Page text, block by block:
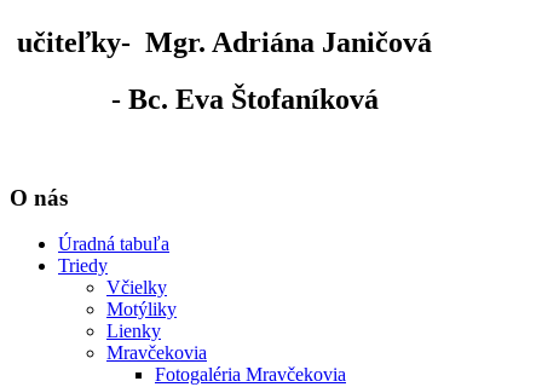
učiteľky- Mgr. Adriána Janičová
- Bc. Eva Štofaníková
O nás
Úradná tabuľa
Triedy
Včielky
Motýliky
Lienky
Mravčekovia
Fotogaléria Mravčekovia